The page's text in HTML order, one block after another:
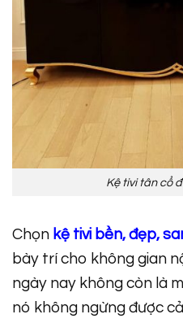
Kệ tivi tân cổ
Chọn kệ tivi bền, đẹp,
bày trí cho không gian
ngày nay không còn là
nó không ngừng được